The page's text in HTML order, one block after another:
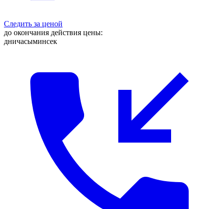
Следить за ценой
до окончания действия цены:
дничасыминсек